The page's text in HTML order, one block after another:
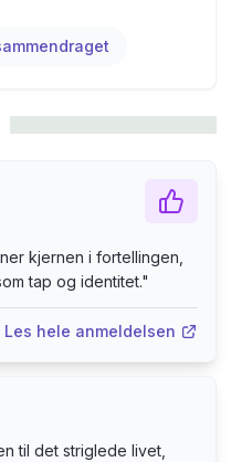
er for hverandre.
kjernen i fortellingen,
tap og identitet."
Les hele anmeldelsen
til det striglede livet,